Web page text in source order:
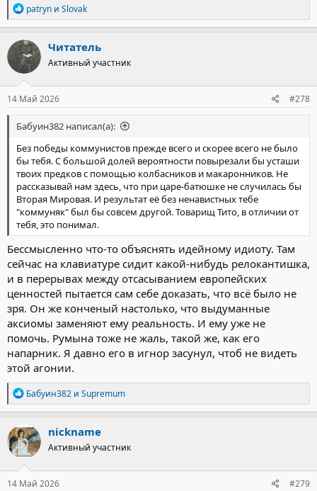
Р
е
а
к
ц
и
и
:
patryn и Slovak
Читатель
Активный участник
14 Май 2026 #278
Бабуин382 написал(а):
Без победы коммунистов прежде всего и скорее всего не было
бы тебя. С большой долей вероятности повырезали бы усташи
твоих предков с помощью колбасников и макаронников. Не
рассказывай нам здесь, что при царе-батюшке не случилась бы
Вторая Мировая. И результат её без ненавистных тебе
"коммуняк" был бы совсем другой. Товарищ Тито, в отличии от
тебя, это понимал.
Бессмысленно что-то объяснять идейному идиоту. Там
сейчас на клавиатуре сидит какой-нибудь релокантишка,
и в перерывах между отсасыванием европейских
ценностей пытается сам себе доказать, что всё было не
зря. Он же конченый настолько, что выдуманные
аксиомы заменяют ему реальность. И ему уже не
помочь. Румына тоже не жаль, такой же, как его
напарник. Я давно его в игнор засунул, чтоб не видеть
этой агонии.
Р
е
а
к
ц
и
и
:
Бабуин382 и Supremum
nickname
Активный участник
14 Май 2026 #279